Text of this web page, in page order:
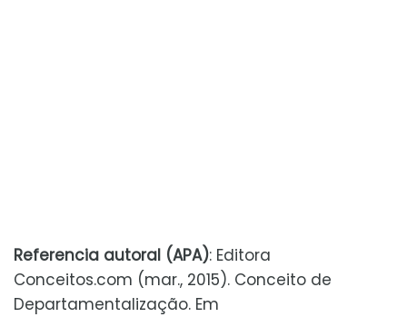
Referencia autoral (APA): Editora
Conceitos.com (mar., 2015). Conceito de
Departamentalização. Em